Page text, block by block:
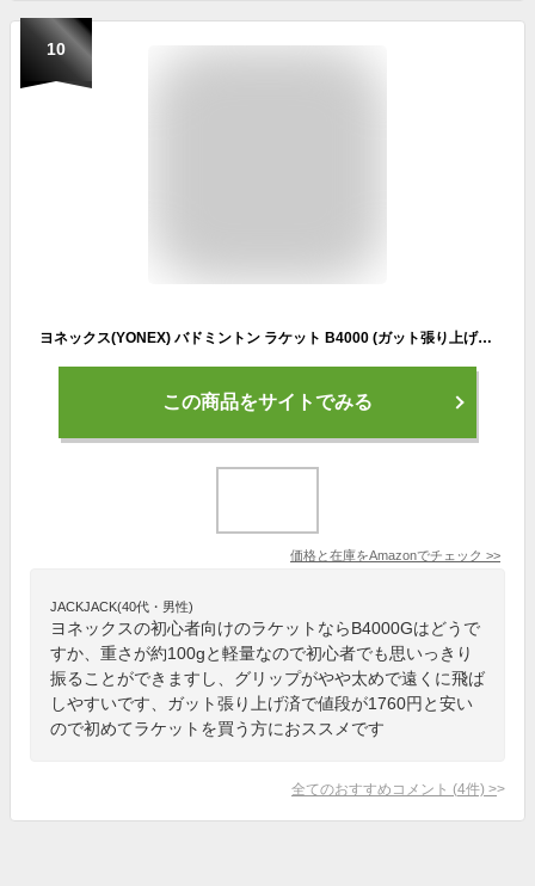
10
ヨネックス(YONEX) バドミントン ラケット B4000 (ガット張り上げ済) G4 ブルー B4000G
この商品をサイトでみる
価格と在庫をAmazonでチェック >>
JACKJACK(40代・男性)
ヨネックスの初心者向けのラケットならB4000Gはどうで
すか、重さが約100gと軽量なので初心者でも思いっきり
振ることができますし、グリップがやや太めで遠くに飛ば
しやすいです、ガット張り上げ済で値段が1760円と安い
ので初めてラケットを買う方におススメです
全てのおすすめコメント (4件) >